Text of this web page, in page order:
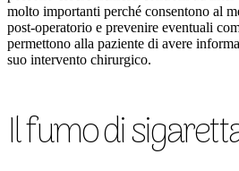
molto importanti perché consentono al
post-operatorio e prevenire eventuali
permettono alla paziente di avere
suo intervento chirurgico.
Il fumo di